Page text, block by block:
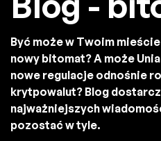
Być może w Twoim
nowy bitomat? A może
nowe regulacje odnośnie
krytpowalut? Blog
najważniejszych
pozostać w tyle.